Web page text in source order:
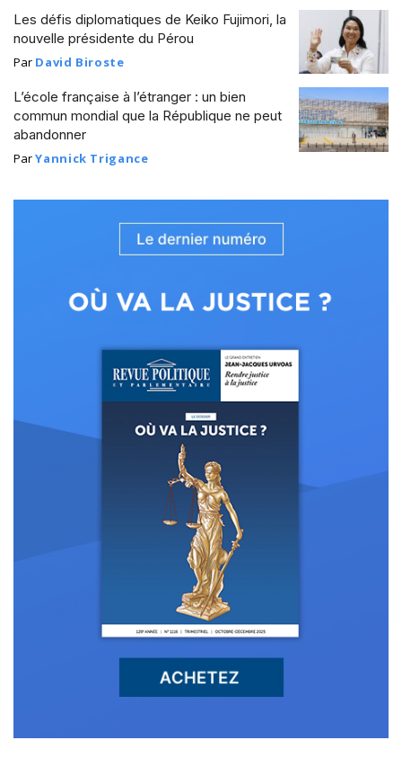
Les défis diplomatiques de Keiko Fujimori, la
nouvelle présidente du Pérou
Par David Biroste
L’école française à l’étranger : un bien
commun mondial que la République ne peut
abandonner
ParYannick Trigance